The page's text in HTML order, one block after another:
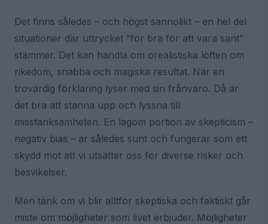
Det finns således – och högst sannolikt – en hel del
situationer där uttrycket ”för bra för att vara sant”
stämmer. Det kan handla om orealistiska löften om
rikedom, snabba och magiska resultat. När en
trovärdig förklaring lyser med sin frånvaro. Då är
det bra att stanna upp och lyssna till
misstänksamheten. En lagom portion av skepticism –
negativ bias – är således sunt och fungerar som ett
skydd mot att vi utsätter oss för diverse risker och
besvikelser.
Men tänk om vi blir alltför skeptiska och faktiskt går
miste om möjligheter som livet erbjuder. Möjligheter